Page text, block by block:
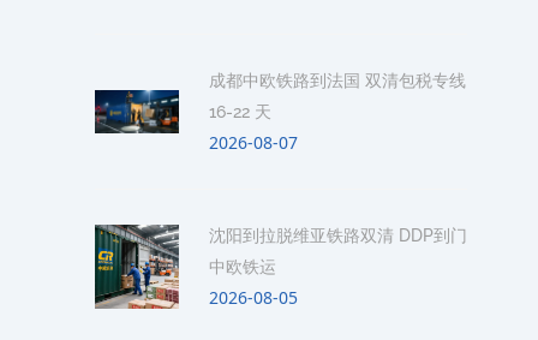
成都中欧铁路到法国 双清包税专线
16-22 天
2026-08-07
沈阳到拉脱维亚铁路双清 DDP到门
中欧铁运
2026-08-05